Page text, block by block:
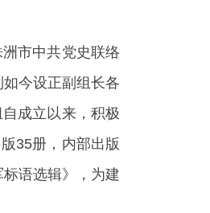
市中共党史联络
今设正副组长各
成立以来，积极
35册，内部出版
语选辑》，为建